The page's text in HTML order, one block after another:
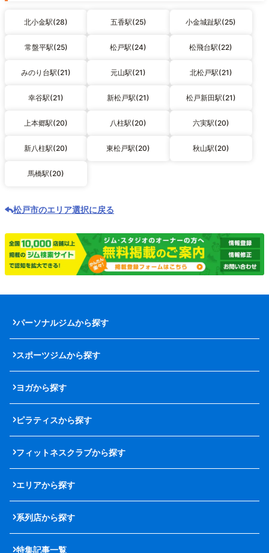
北小金駅(28) 五香駅(25) 小金城趾駅(25)
常盤平駅(25) 松戸駅(24) 松飛台駅(22)
みのり台駅(21) 元山駅(21) 北松戸駅(21)
幸谷駅(21) 新松戸駅(21) 松戸新田駅(21)
上本郷駅(20) 八柱駅(20) 六実駅(20)
新八柱駅(20) 東松戸駅(20) 秋山駅(20)
馬橋駅(20)
松戸市のエリア選択に戻る
パーソナルジムから探す
スポーツジムから探す
ヨガから探す
ピラティスから探す
フィットネスクラブから探す
エリアから探す
系列店から探す
特集記事一覧